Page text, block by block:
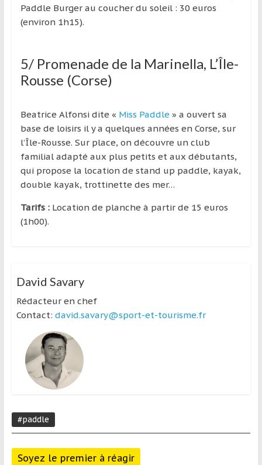
Paddle Burger au coucher du soleil : 30 euros
(environ 1h15).
5/ Promenade de la Marinella, L’Île-
Rousse (Corse)
Beatrice Alfonsi dite « Miss Paddle» a ouvert sa
base de loisirs il y a quelques années en Corse, sur
l’Île-Rousse. Sur place, on découvre un club
familial adapté aux plus petits et aux débutants,
qui propose la location de stand up paddle, kayak,
double kayak, trottinette des mer…
Tarifs : Location de planche à partir de 15 euros
(1h00).
David Savary
Rédacteur en chef
Contact: david.savary@sport-et-tourisme.fr
#paddle
Soyez le premier à réagir